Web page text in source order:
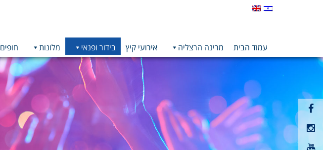
עמוד הבית מרינה הרצליה אירועי קיץ בידור ופנאי מלונות חופים
קישור
חיצוני
לעמוד
פייסבוק
קישור
חיצוני
לעמוד
קישור